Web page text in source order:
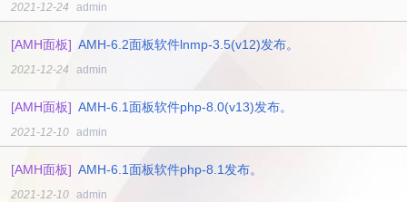
2021-12-24 admin
[AMH面板] AMH-6.2面板软件lnmp-3.5(v12)发布。
2021-12-24 admin
[AMH面板] AMH-6.1面板软件php-8.0(v13)发布。
2021-12-10 admin
[AMH面板] AMH-6.1面板软件php-8.1发布。
2021-12-10 admin